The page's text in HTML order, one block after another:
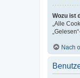
Wozu ist
„Alle
Nach